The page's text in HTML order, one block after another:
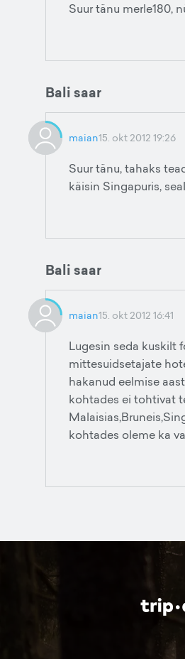
Suur tänu merle180,
Bali saar
maian15. okt 2012 19:26
Suur tänu, tahaks
käisin Singapuris,
Bali saar
maian15. okt 2012 16:41
Lugesin seda kuskilt
mittesuidsetajate
hakanud eelmise
kohtades ei tohtivat
kohtades oleme ka